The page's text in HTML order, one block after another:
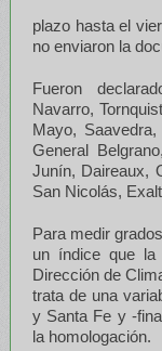
plazo hasta el
no enviaron la
Fueron
Navarro,
Mayo,
General
Junín, Daireaux,
San Nicolás,
Para medir
un índice que la
Dirección de
trata de una
y Santa Fe y -
la homologación.